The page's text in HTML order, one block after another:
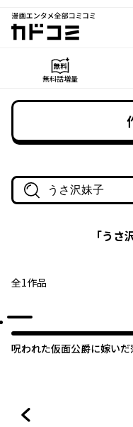
漫画エンタメ全部コミコ
カドコミ
無料話増量
作品名・作家名で探す
「うさ
全1作品
呪われた仮面公爵に嫁いだ